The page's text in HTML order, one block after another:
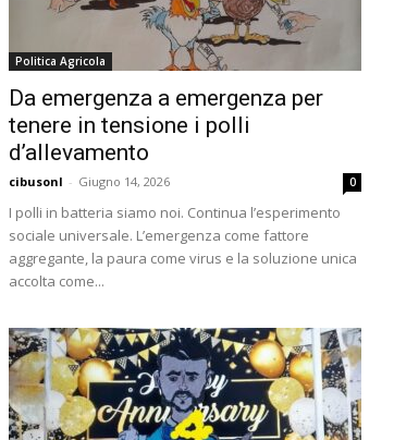
Politica Agricola
Da emergenza a emergenza per
tenere in tensione i polli
d’allevamento
cibusonl - Giugno 14, 2026 0
I polli in batteria siamo noi. Continua l’esperimento
sociale universale. L’emergenza come fattore
aggregante, la paura come virus e la soluzione unica
accolta come...